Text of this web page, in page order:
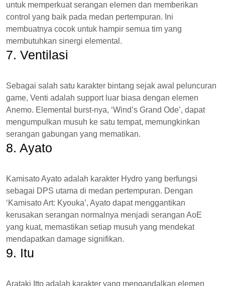
untuk memperkuat serangan elemen dan memberikan
control yang baik pada medan pertempuran. Ini
membuatnya cocok untuk hampir semua tim yang
membutuhkan sinergi elemental.
7. Ventilasi
Sebagai salah satu karakter bintang sejak awal peluncuran
game, Venti adalah support luar biasa dengan elemen
Anemo. Elemental burst-nya, ‘Wind’s Grand Ode’, dapat
mengumpulkan musuh ke satu tempat, memungkinkan
serangan gabungan yang mematikan.
8. Ayato
Kamisato Ayato adalah karakter Hydro yang berfungsi
sebagai DPS utama di medan pertempuran. Dengan
‘Kamisato Art: Kyouka’, Ayato dapat menggantikan
kerusakan serangan normalnya menjadi serangan AoE
yang kuat, memastikan setiap musuh yang mendekat
mendapatkan damage signifikan.
9. Itu
Arataki Itto adalah karakter yang mengandalkan elemen